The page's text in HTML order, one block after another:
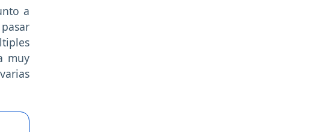
a
muy